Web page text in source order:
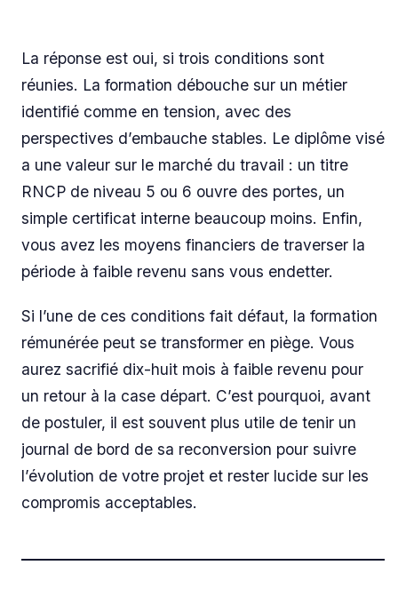
La réponse est oui, si trois conditions sont
réunies. La formation débouche sur un métier
identifié comme en tension, avec des
perspectives d’embauche stables. Le diplôme visé
a une valeur sur le marché du travail : un titre
RNCP de niveau 5 ou 6 ouvre des portes, un
simple certificat interne beaucoup moins. Enfin,
vous avez les moyens financiers de traverser la
période à faible revenu sans vous endetter.
Si l’une de ces conditions fait défaut, la formation
rémunérée peut se transformer en piège. Vous
aurez sacrifié dix-huit mois à faible revenu pour
un retour à la case départ. C’est pourquoi, avant
de postuler, il est souvent plus utile de tenir un
journal de bord de sa reconversion pour suivre
l’évolution de votre projet et rester lucide sur les
compromis acceptables.